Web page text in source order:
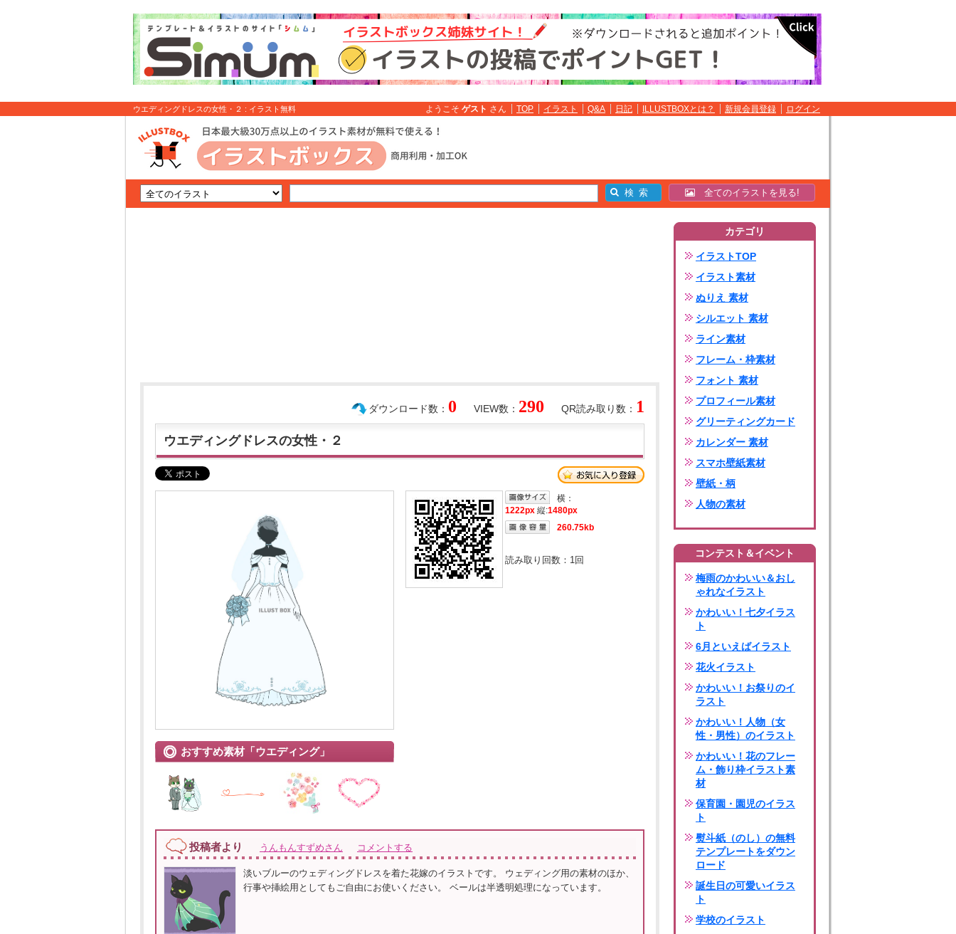
ウエディングドレスの女性・２ : イラスト無料 ようこそ ゲスト さん TOP イラスト Q&A 日記 ILLUSTBOXとは？ 新規会員登録 ログイン
全てのイラストを見る!
QR読み取り数： 1
VIEW数： 290
ダウンロード数： 0
ウエディングドレスの女性・２
おすすめ素材「ウエディング」
横：
1222px 縦:1480px
260.75kb
読み取り回数： 1回
投稿者より うんもんすずめさん コメントする
淡いブルーのウェディングドレスを着た花嫁のイラストです。 ウェディング用の素材のほか、
行事や挿絵用としてもご自由にお使いください。 ベールは半透明処理になっています。
カテゴリ
イラストTOP
イラスト素材
ぬりえ 素材
シルエット 素材
ライン素材
フレーム・枠素材
フォント 素材
プロフィール素材
グリーティングカード
カレンダー 素材
スマホ壁紙素材
壁紙・柄
人物の素材
コンテスト＆イベント
梅雨のかわいい＆おし
ゃれなイラスト
かわいい！七夕イラス
ト
6月といえばイラスト
花火イラスト
かわいい！お祭りのイ
ラスト
かわいい！人物（女
性・男性）のイラスト
かわいい！花のフレー
ム・飾り枠イラスト素
材
保育園・園児のイラス
ト
熨斗紙（のし）の無料
テンプレートをダウン
ロード
誕生日の可愛いイラス
ト
学校のイラスト